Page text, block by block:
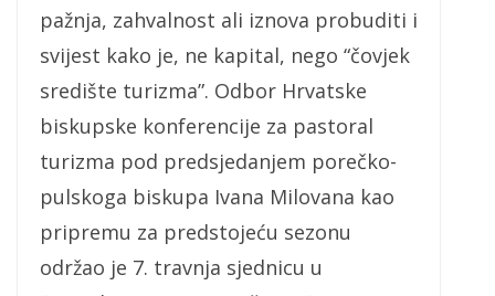
pažnja, zahvalnost ali iznova probuditi i
svijest kako je, ne kapital, nego “čovjek
središte turizma”. Odbor Hrvatske
biskupske konferencije za pastoral
turizma pod predsjedanjem porečko-
pulskoga biskupa Ivana Milovana kao
pripremu za predstojeću sezonu
održao je 7. travnja sjednicu u